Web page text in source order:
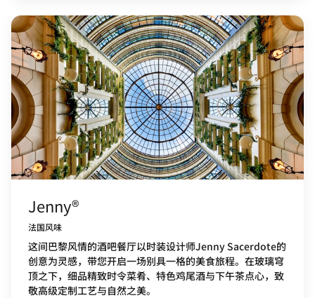
Jenny®
法国风味
这间巴黎风情的酒吧餐厅以时装设计师Jenny Sacerdote的
创意为灵感，带您开启一场别具一格的美食旅程。在玻璃穹
顶之下，细品精致时令菜肴、特色鸡尾酒与下午茶点心，致
敬高级定制工艺与自然之美。